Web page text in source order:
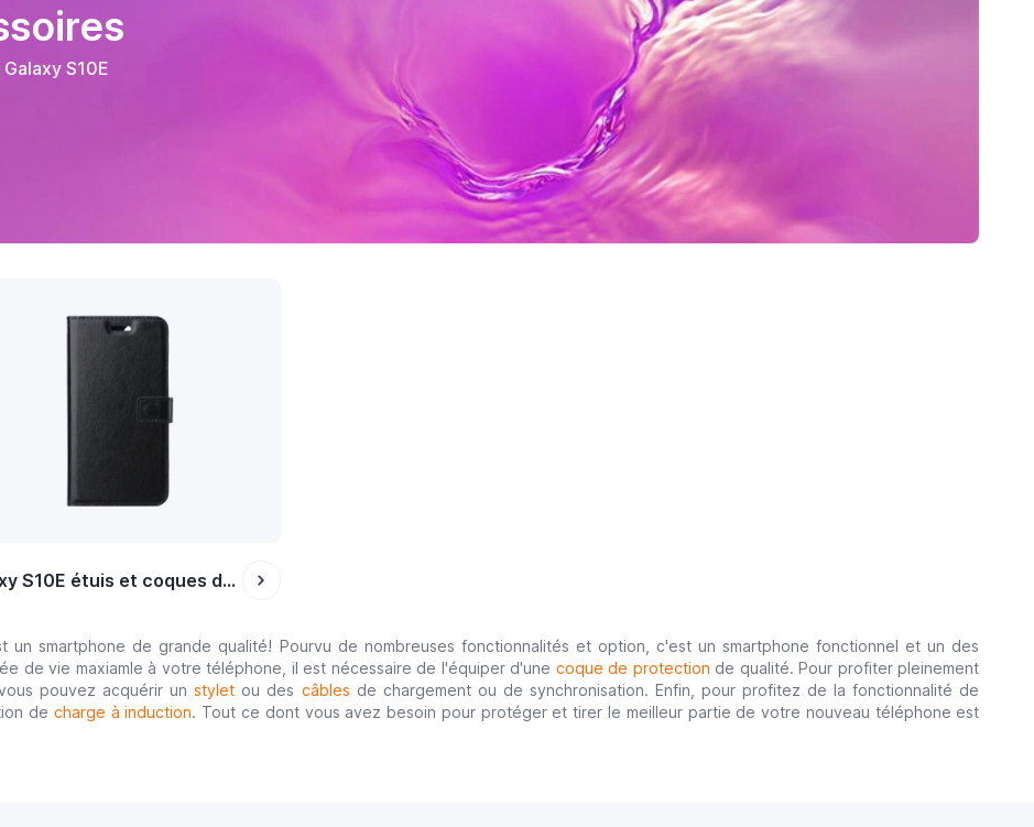
S10E
Galaxy S10E étuis et coques de protection
un smartphone de grande qualité! Pourvu de nombreuses fonctionnalités et option, c'est un smartphone fonctionnel et un des
de vie maxiamle à votre téléphone, il est nécessaire de l'équiper d'une coque de protection de qualité. Pour profiter pleinement
pouvez acquérir unstylet ou des câbles de chargement ou de synchronisation. Enfin, pour profitez de la fonctionnalité de
de charge à induction. Tout ce dont vous avez besoin pour protéger et tirer le meilleur partie de votre nouveau téléphone est